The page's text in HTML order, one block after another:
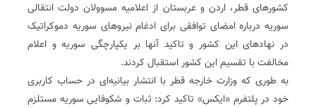
کشورهای قطر، اردن و عربستان از اعلامیه مسوولان دولت انتقالی
سوریه درباره امضای توافقی برای ادغام نیروهای سوریه دموکراتیک
در نهادهای این کشور و تاکید آنها بر یکپارچگی سوریه و اعلام
مخالفت با تقسیم این کشور استقبال کردند.
به طوری که وزارت خارجه قطر با انتشار بیانیه‌ای در حساب کاربری
خود در پلتفرم «ایکس» تاکید کرد: ثبات و شکوفایی سوریه مستلزم